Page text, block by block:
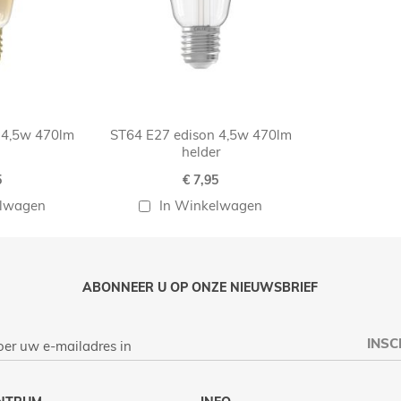
470lm
ST64 E27 edison 4,5w 470lm
helder
€ 7,95
In Winkelwagen
ABONNEER U OP ONZE NIEUWSBRIEF